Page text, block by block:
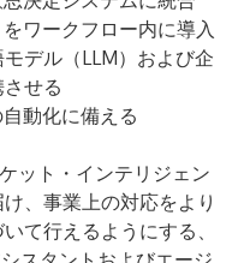
ワークフロー内に導入
デル（LLM）および企
せる
動化に備える
ット・インテリジェン
、事業上の対応をより
て行えるようにする、